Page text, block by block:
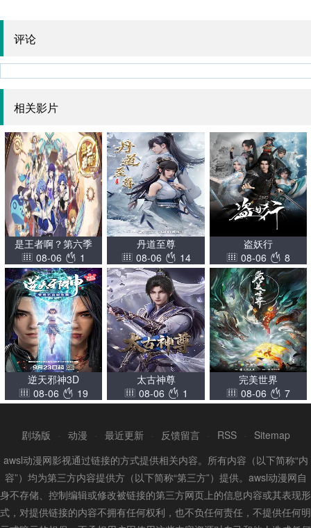
评论
相关影片
是王者啊？第六季
08-06
1
丹道至尊
08-06
14
盗妖行
08-06
8
逆天邪神3D
08-06
19
太古神尊
08-06
1
完美世界
08-06
7
剧场版 动漫 最近更新 反馈留言 RSS
Sitemap
awsl动漫网影视通过链接的方式提供相关内容。所有内容（以下简称“内
容”）均为第三方内容提供方（以下简称“第三方”）提供。awsl动漫网自
身不存储、控制编辑或修改被链接的第三方网页上的信息内容或其表现形
式，对提供链接的内容不拥有任何权利，也不负任何责任，不提供任何明